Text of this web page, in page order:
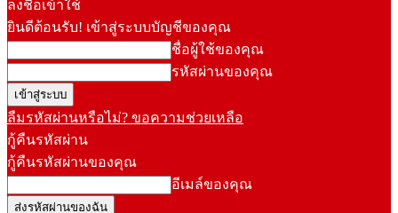
ลงชื่อเข้าใช้
ยินดีต้อนรับ! เข้าสู่ระบบบัญชีของคุณ
ชื่อผู้ใช้ของคุณ
รหัสผ่านของคุณ
ลืมรหัสผ่านหรือไม่? ขอความช่วยเหลือ
กู้คืนรหัสผ่าน
กู้คืนรหัสผ่านของคุณ
อีเมล์ของคุณ